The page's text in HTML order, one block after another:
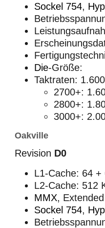
Sockel 754,
Die-Größe:
Taktraten:
2700+:
2800+:
3000+:
Oakville
Revision D0
L1-Cache: 64
L2-Cache: 512
MMX, Extended
Sockel 754,